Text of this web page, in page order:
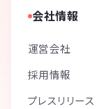
会社情報
運営会社
採用情報
プレスリリース